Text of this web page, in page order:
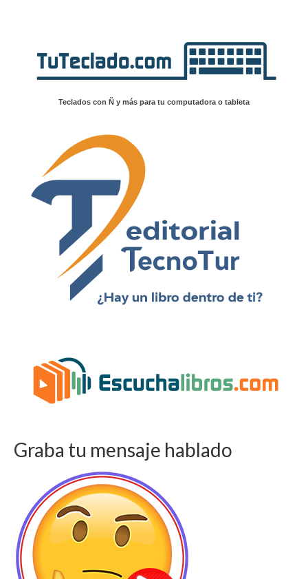
Teclados con Ñ y más para tu computadora o tableta
Graba tu mensaje hablado